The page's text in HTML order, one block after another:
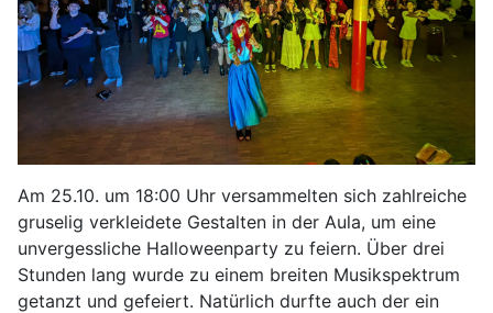
Am 25.10. um 18:00 Uhr versammelten sich zahlreiche
gruselig verkleidete Gestalten in der Aula, um eine
unvergessliche Halloweenparty zu feiern. Über drei
Stunden lang wurde zu einem breiten Musikspektrum
getanzt und gefeiert. Natürlich durfte auch der ein